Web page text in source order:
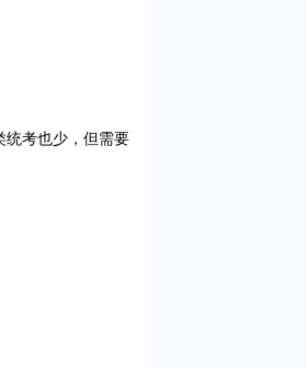
考也少，但需要